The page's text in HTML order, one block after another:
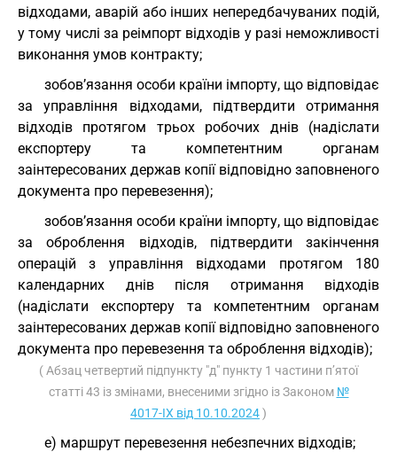
відходами, аварій або інших непередбачуваних подій,
у тому числі за реімпорт відходів у разі неможливості
виконання умов контракту;
зобов’язання особи країни імпорту, що відповідає
за управління відходами, підтвердити отримання
відходів протягом трьох робочих днів (надіслати
експортеру та компетентним органам
заінтересованих держав копії відповідно заповненого
документа про перевезення);
зобов’язання особи країни імпорту, що відповідає
за оброблення відходів, підтвердити закінчення
операцій з управління відходами протягом 180
календарних днів після отримання відходів
(надіслати експортеру та компетентним органам
заінтересованих держав копії відповідно заповненого
документа про перевезення та оброблення відходів);
( Абзац четвертий підпункту "д" пункту 1 частини п’ятої
статті 43 із змінами, внесеними згідно із Законом №
4017-IX від 10.10.2024)
е) маршрут перевезення небезпечних відходів;